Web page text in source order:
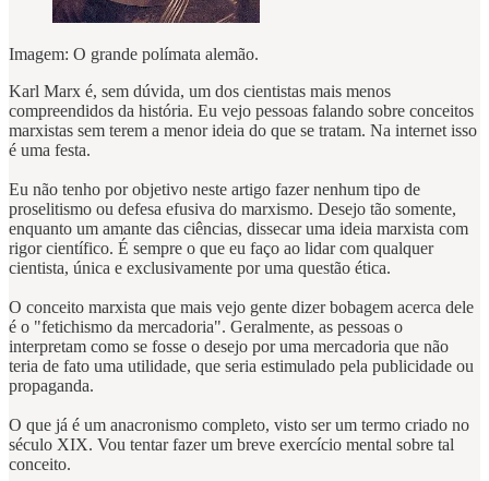
Imagem: O grande polímata alemão.
Karl Marx é, sem dúvida, um dos cientistas mais menos
compreendidos da história. Eu vejo pessoas falando sobre conceitos
marxistas sem terem a menor ideia do que se tratam. Na internet isso
é uma festa.
Eu não tenho por objetivo neste artigo fazer nenhum tipo de
proselitismo ou defesa efusiva do marxismo. Desejo tão somente,
enquanto um amante das ciências, dissecar uma ideia marxista com
rigor científico. É sempre o que eu faço ao lidar com qualquer
cientista, única e exclusivamente por uma questão ética.
O conceito marxista que mais vejo gente dizer bobagem acerca dele
é o "fetichismo da mercadoria". Geralmente, as pessoas o
interpretam como se fosse o desejo por uma mercadoria que não
teria de fato uma utilidade, que seria estimulado pela publicidade ou
propaganda.
O que já é um anacronismo completo, visto ser um termo criado no
século XIX. Vou tentar fazer um breve exercício mental sobre tal
conceito.